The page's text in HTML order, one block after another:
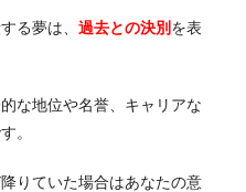
る夢は、 過去との決別 を表
な地位や名誉、キャリアな
。
りていた場合はあなたの意